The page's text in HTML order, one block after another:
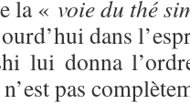
la « voie du thé
dans
lui donna
pas